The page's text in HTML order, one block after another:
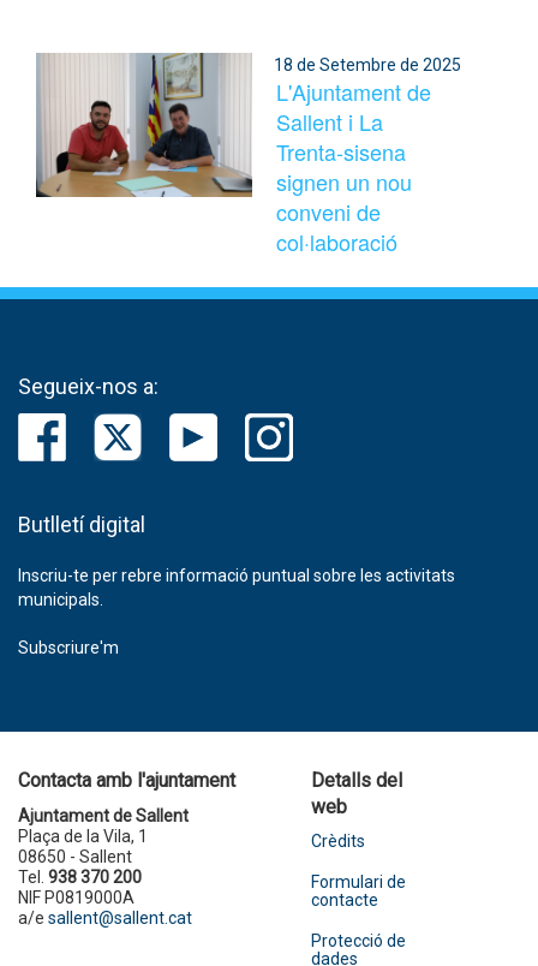
18 de Setembre de 2025
L'Ajuntament de
Sallent i La
Trenta-sisena
signen un nou
conveni de
col·laboració
Segueix-nos a:
Butlletí digital
Inscriu-te per rebre informació puntual sobre les activitats
municipals.
Subscriure'm
Contacta amb l'ajuntament
Ajuntament de Sallent
Plaça de la Vila, 1
08650 - Sallent
Tel. 938 370 200
NIF P0819000A
a/e sallent@sallent.cat
Detalls del
web
Crèdits
Formulari de
contacte
Protecció de
dades